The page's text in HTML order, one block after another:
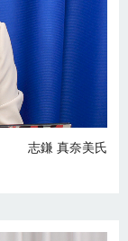
志鎌 真奈美氏